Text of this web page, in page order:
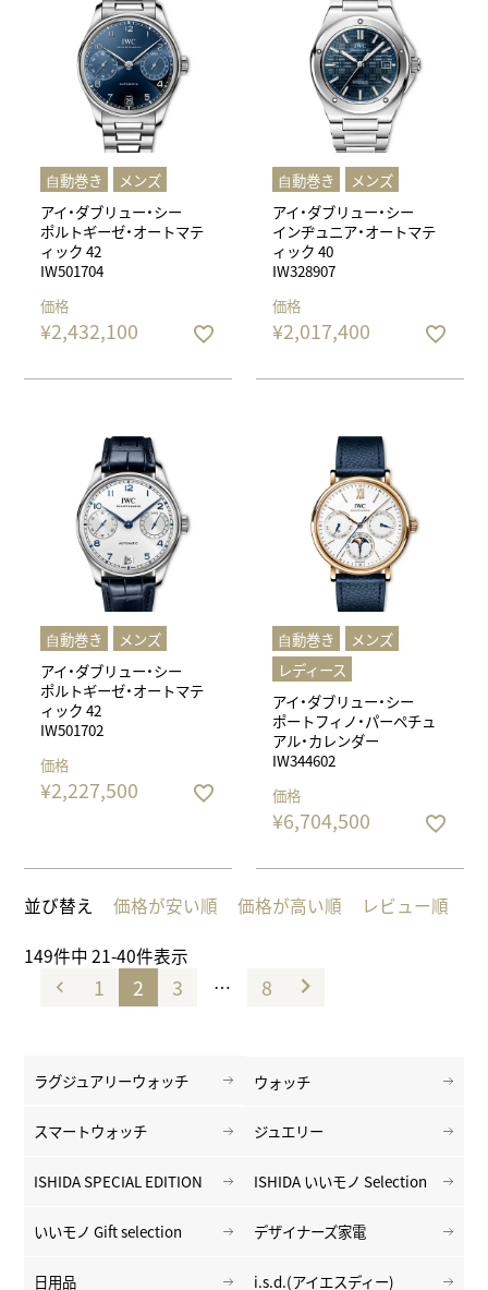
ラグジュアリーウォッチ ウォッチ
スマートウォッチ ジュエリー
ISHIDA SPECIAL EDITION ISHIDA いいモノ Selection
いいモノ Gift selection デザイナーズ家電
日用品 i.s.d.(アイエスディー)
⾃動巻き
メンズ
アイ・ダブリュー・シー
ポルトギーゼ・オートマテ
ィック 42
IW501704
価格
¥2,432,100
⾃動巻き
メンズ
アイ・ダブリュー・シー
インヂュニア・オートマテ
ィック 40
IW328907
価格
¥2,017,400
⾃動巻き
メンズ
アイ・ダブリュー・シー
ポルトギーゼ・オートマテ
ィック 42
IW501702
価格
¥2,227,500
⾃動巻き
メンズ
レディース
アイ・ダブリュー・シー
ポートフィノ・パーペチュ
アル・カレンダー
IW344602
価格
¥6,704,500
並び替え 価格が安い順 価格が高い順
レビュー順
149件中 21-40件表示
1 2 3 … 8